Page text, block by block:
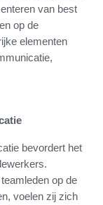
van best
op de
elementen
bevordert het
op de
voelen zij zich